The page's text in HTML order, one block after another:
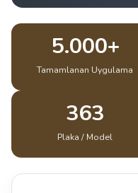
5.000+
Tamamlanan Uygulama
363
Plaka / Model